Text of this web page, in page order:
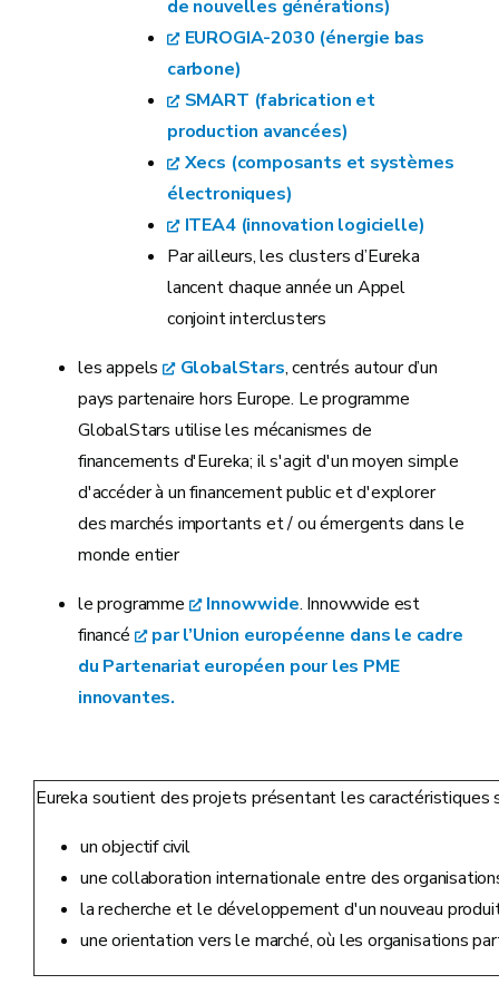
de nouvelles générations)
EUROGIA-2030 (énergie bas
carbone)
SMART (fabrication et
production avancées)
Xecs (composants et systèmes
électroniques)
ITEA4 (innovation logicielle)
Par ailleurs, les clusters d’Eureka
lancent chaque année un Appel
conjoint interclusters
les appels
GlobalStars, centrés autour d’un
pays partenaire hors Europe. Le programme
GlobalStars utilise les mécanismes de
financements d'Eureka; il s'agit d'un moyen simple
d'accéder à un financement public et d'explorer
des marchés importants et / ou émergents dans le
monde entier
le programme
Innowwide. Innowwide est
financé
par l’Union européenne dans le cadre
du Partenariat européen pour les PME
innovantes.
Eureka soutient des projets présentant les caractéristiques
un objectif civil
une collaboration internationale entre des
la recherche et le développement d'un nouveau
une orientation vers le marché, où les organisations